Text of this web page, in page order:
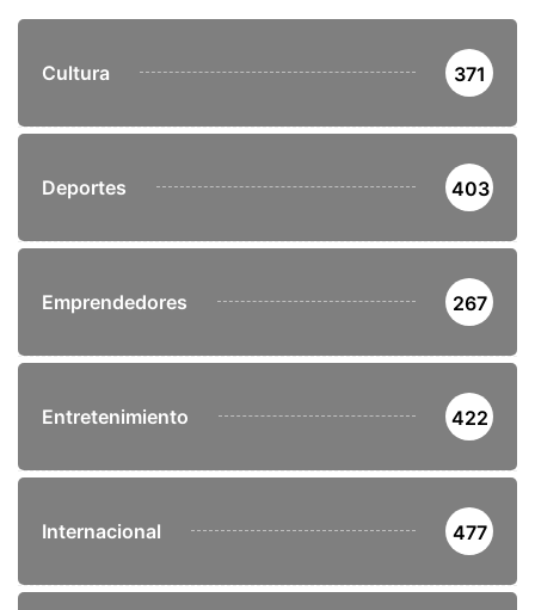
Cultura 371
Deportes 403
Emprendedores 267
Entretenimiento 422
Internacional 477